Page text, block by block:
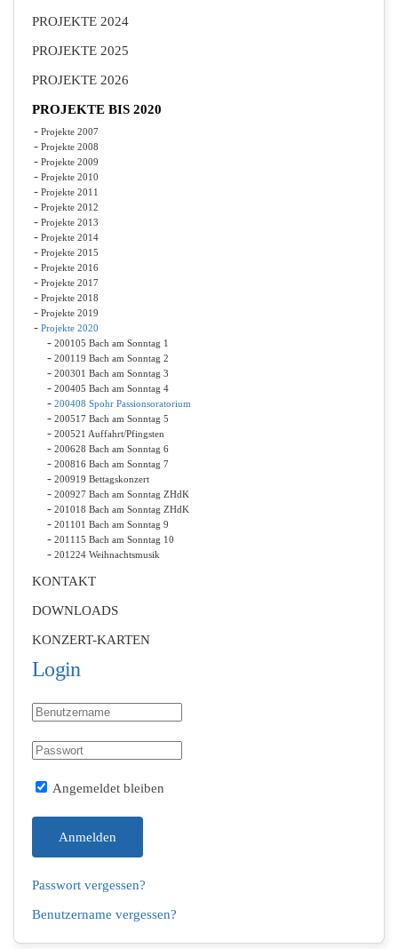
PROJEKTE 2024
PROJEKTE 2025
PROJEKTE 2026
PROJEKTE BIS 2020
Projekte 2007
Projekte 2008
Projekte 2009
Projekte 2010
Projekte 2011
Projekte 2012
Projekte 2013
Projekte 2014
Projekte 2015
Projekte 2016
Projekte 2017
Projekte 2018
Projekte 2019
Projekte 2020
200105 Bach am Sonntag 1
200119 Bach am Sonntag 2
200301 Bach am Sonntag 3
200405 Bach am Sonntag 4
200408 Spohr Passionsoratorium
200517 Bach am Sonntag 5
200521 Auffahrt/Pfingsten
200628 Bach am Sonntag 6
200816 Bach am Sonntag 7
200919 Bettagskonzert
200927 Bach am Sonntag ZHdK
201018 Bach am Sonntag ZHdK
201101 Bach am Sonntag 9
201115 Bach am Sonntag 10
201224 Weihnachtsmusik
KONTAKT
DOWNLOADS
KONZERT-KARTEN
Login
Angemeldet bleiben
Anmelden
Passwort vergessen?
Benutzername vergessen?